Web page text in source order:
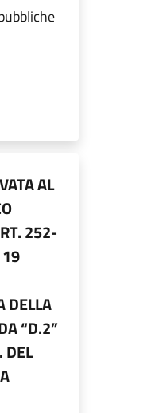
AL
252-
19
DELLA
“D.2”
DEL